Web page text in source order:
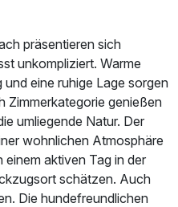
p.P. ab 583,50 €
präsentieren sich
unkompliziert. Warme
eine ruhige Lage sorgen
Zimmerkategorie genießen
umliegende Natur. Der
wohnlichen Atmosphäre
einem aktiven Tag in der
schätzen. Auch
Die hundefreundlichen